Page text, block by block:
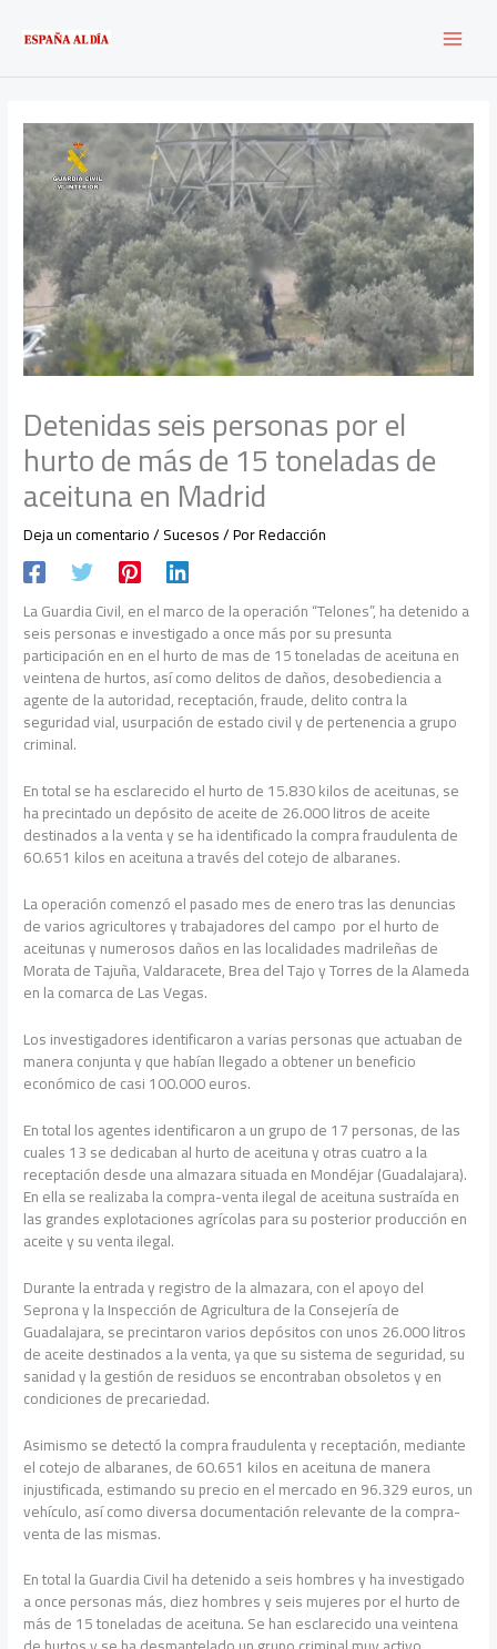
contenido
Detenidas seis personas por el
hurto de más de 15 toneladas de
aceituna en Madrid
Deja un comentario/Sucesos/ PorRedacción
La Guardia Civil, en el marco de la operación “Telones”, ha detenido a
seis personas e investigado a once más por su presunta
participación en en el hurto de mas de 15 toneladas de aceituna en
veintena de hurtos, así como delitos de daños, desobediencia a
agente de la autoridad, receptación, fraude, delito contra la
seguridad vial, usurpación de estado civil y de pertenencia a grupo
criminal.
En total se ha esclarecido el hurto de 15.830 kilos de aceitunas, se
ha precintado un depósito de aceite de 26.000 litros de aceite
destinados a la venta y se ha identificado la compra fraudulenta de
60.651 kilos en aceituna a través del cotejo de albaranes.
La operación comenzó el pasado mes de enero tras las denuncias
de varios agricultores y trabajadores del campo por el hurto de
aceitunas y numerosos daños en las localidades madrileñas de
Morata de Tajuña, Valdaracete, Brea del Tajo y Torres de la Alameda
en la comarca de Las Vegas.
Los investigadores identificaron a varias personas que actuaban de
manera conjunta y que habían llegado a obtener un beneficio
económico de casi 100.000 euros.
En total los agentes identificaron a un grupo de 17 personas, de las
cuales 13 se dedicaban al hurto de aceituna y otras cuatro a la
receptación desde una almazara situada en Mondéjar (Guadalajara).
En ella se realizaba la compra-venta ilegal de aceituna sustraída en
las grandes explotaciones agrícolas para su posterior producción en
aceite y su venta ilegal.
Durante la entrada y registro de la almazara, con el apoyo del
Seprona y la Inspección de Agricultura de la Consejería de
Guadalajara, se precintaron varios depósitos con unos 26.000 litros
de aceite destinados a la venta, ya que su sistema de seguridad, su
sanidad y la gestión de residuos se encontraban obsoletos y en
condiciones de precariedad.
Asimismo se detectó la compra fraudulenta y receptación, mediante
el cotejo de albaranes, de 60.651 kilos en aceituna de manera
injustificada, estimando su precio en el mercado en 96.329 euros, un
vehículo, así como diversa documentación relevante de la compra-
venta de las mismas.
En total la Guardia Civil ha detenido a seis hombres y ha investigado
a once personas más, diez hombres y seis mujeres por el hurto de
más de 15 toneladas de aceituna. Se han esclarecido una veintena